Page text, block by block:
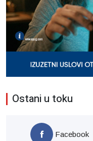
Ostani u toku
Facebook